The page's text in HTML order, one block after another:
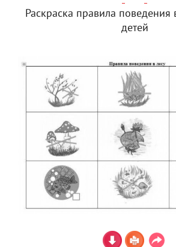
Раскраска правила
детей